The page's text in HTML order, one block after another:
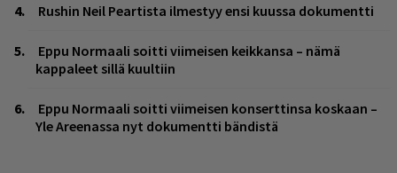
Rushin Neil Peartista ilmestyy ensi kuussa dokumentti
Eppu Normaali soitti viimeisen keikkansa – nämä
kappaleet sillä kuultiin
Eppu Normaali soitti viimeisen konserttinsa koskaan –
Yle Areenassa nyt dokumentti bändistä